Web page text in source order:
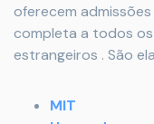
oferecem admissões
completa a todos
estrangeiros . São
MIT